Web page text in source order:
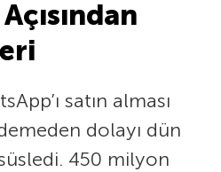
satın alması
dolayı dün
süsledi. 450 milyon